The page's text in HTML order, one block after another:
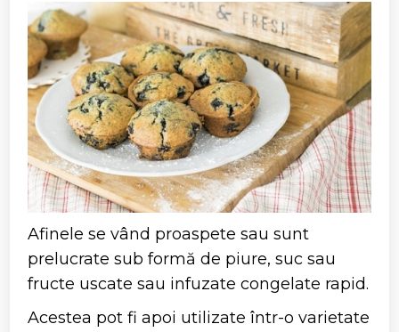
Afinele se vând proaspete sau sunt
prelucrate sub formă de piure, suc sau
fructe uscate sau infuzate congelate rapid.
Acestea pot fi apoi utilizate într-o varietate